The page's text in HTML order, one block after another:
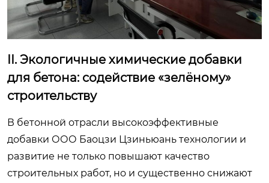
II. Экологичные химические добавки
для бетона: содействие «зелёному»
строительству
В бетонной отрасли высокоэффективные
добавки ООО Баоцзи Цзиньюань технологии и
развитие не только повышают качество
строительных работ, но и существенно снижают